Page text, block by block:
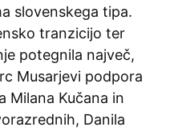
slovenskega tipa.
tranzicijo ter
potegnila največ,
Musarjevi podpora
Milana Kučana in
Danila